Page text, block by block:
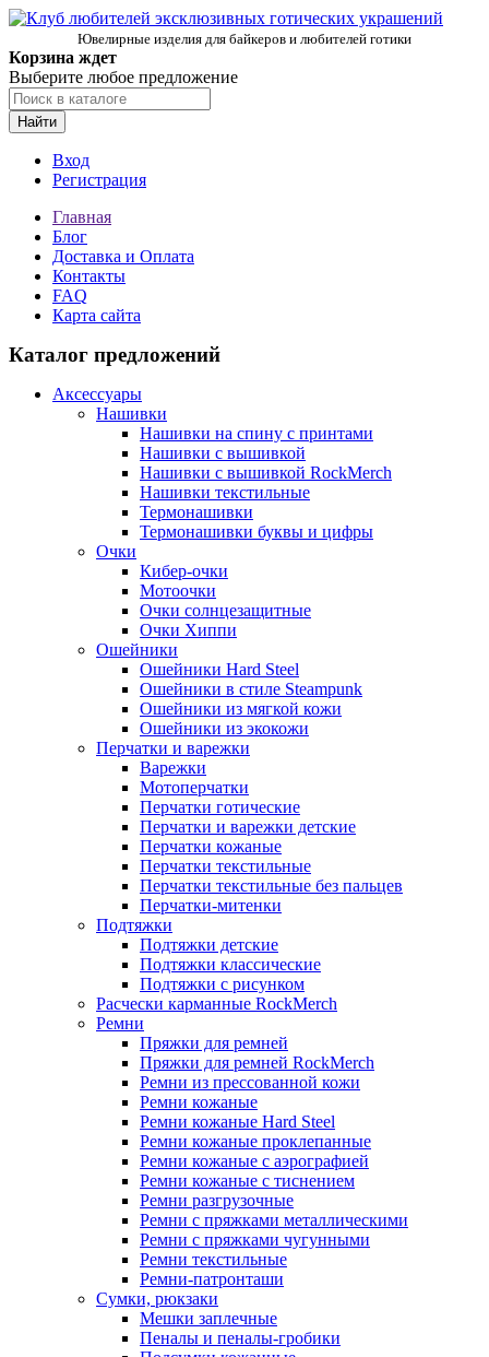
Ювелирные изделия для байкеров и любителей готики
Корзина ждет
Выберите любое предложение
Найти
Вход
Регистрация
Главная
Блог
Доставка и Оплата
Контакты
FAQ
Карта сайта
Каталог предложений
Аксессуары
Нашивки
Нашивки на спину с принтами
Нашивки с вышивкой
Нашивки с вышивкой RockMerch
Нашивки текстильные
Термонашивки
Термонашивки буквы и цифры
Очки
Кибер-очки
Мотоочки
Очки солнцезащитные
Очки Хиппи
Ошейники
Ошейники Hard Steel
Ошейники в стиле Steampunk
Ошейники из мягкой кожи
Ошейники из экокожи
Перчатки и варежки
Варежки
Мотоперчатки
Перчатки готические
Перчатки и варежки детские
Перчатки кожаные
Перчатки текстильные
Перчатки текстильные без пальцев
Перчатки-митенки
Подтяжки
Подтяжки детские
Подтяжки классические
Подтяжки с рисунком
Расчески карманные RockMerch
Ремни
Пряжки для ремней
Пряжки для ремней RockMerch
Ремни из прессованной кожи
Ремни кожаные
Ремни кожаные Hard Steel
Ремни кожаные проклепанные
Ремни кожаные с аэрографией
Ремни кожаные с тиснением
Ремни разгрузочные
Ремни с пряжками металлическими
Ремни с пряжками чугунными
Ремни текстильные
Ремни-патронташи
Сумки, рюкзаки
Мешки заплечные
Пеналы и пеналы-гробики